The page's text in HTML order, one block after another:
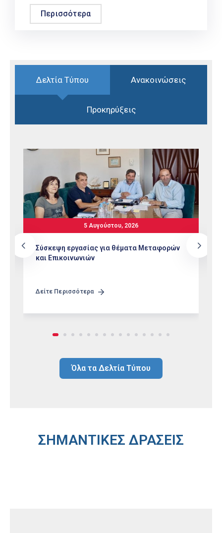
Περισσότερα
Δελτία Τύπου Ανακοινώσεις
Προκηρύξεις
5 Αυγούστου, 2026
Σύσκεψη εργασίας για θέματα Μεταφορών
και Επικοινωνιών
Δείτε Περισσότερα
Όλα τα Δελτία Τύπου
ΣΗΜΑΝΤΙΚΕΣ ΔΡΑΣΕΙΣ